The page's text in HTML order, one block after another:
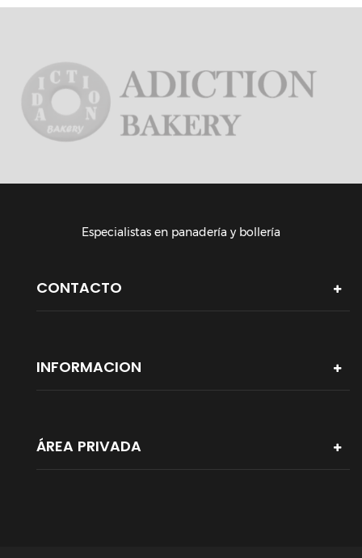
Especialistas en panadería y bollería
CONTACTO
INFORMACION
ÁREA PRIVADA